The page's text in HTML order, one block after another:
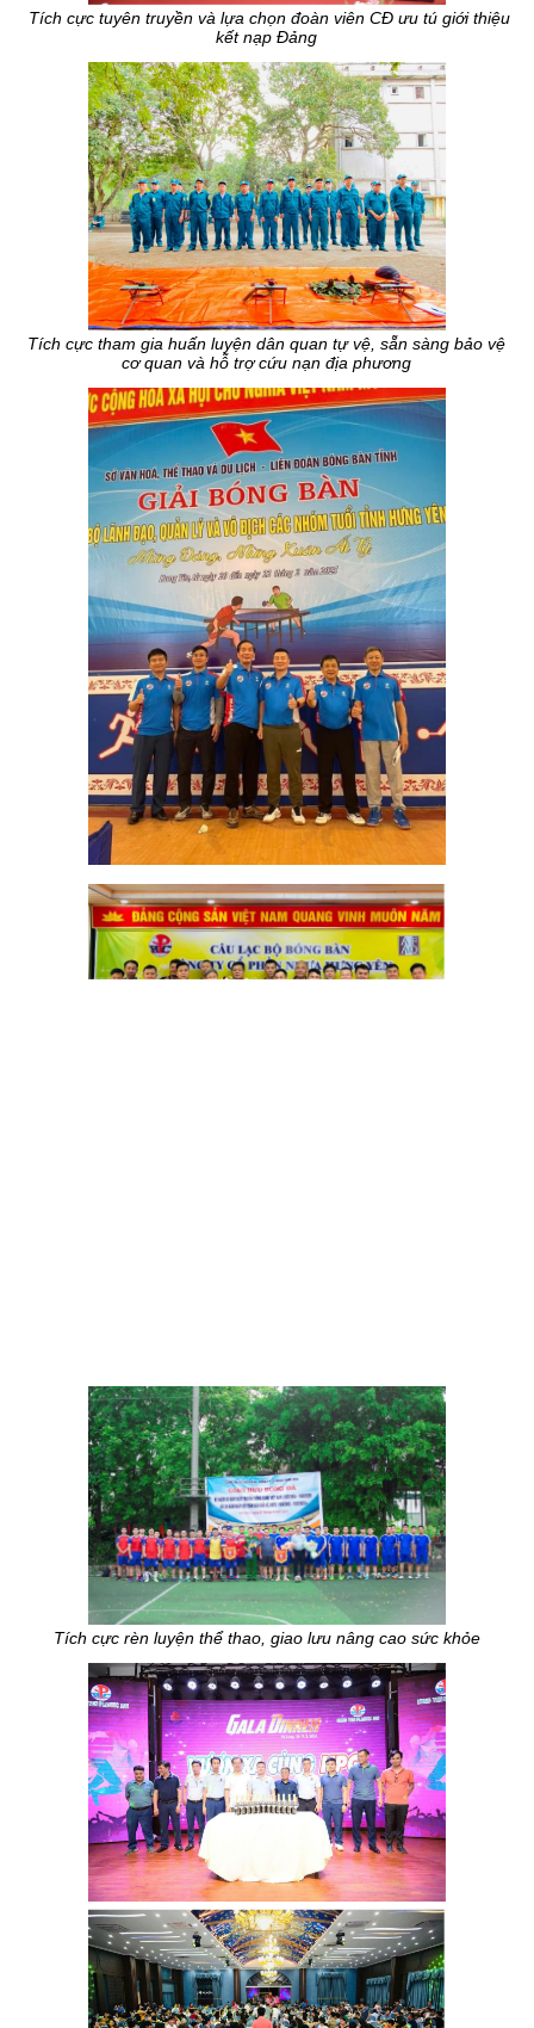
Tích cực tuyên truyền và lựa chọn đoàn viên CĐ ưu tú giới thiệu
kết nạp Đảng
Tích cực tham gia huấn luyện dân quan tự vệ, sẵn sàng bảo vệ
cơ quan và hỗ trợ cứu nạn địa phương
Tích cực rèn luyện thể thao, giao lưu nâng cao sức khỏe